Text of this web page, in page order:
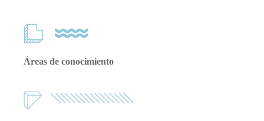
Áreas de conocimiento